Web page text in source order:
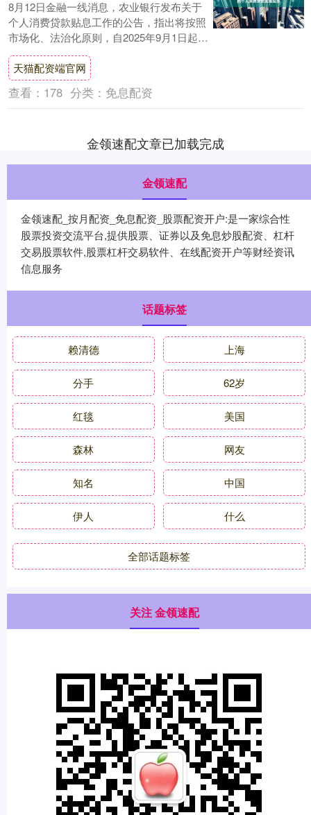
8月12日金融一线消息，农业银行发布关于
个人消费贷款贴息工作的公告，指出将按照
市场化、法治化原则，自2025年9月1日起，
对符合《关于印发个人消费贷款财政贴息
政....
天猫配资端官网
查看： 178 分类： 免息配资
金领速配文章已加载完成
金领速配
金领速配_按月配资_免息配资_股票配资开户:是一家综合性
股票投资交流平台,提供股票、证券以及免息炒股配资、杠杆
交易股票软件,股票杠杆交易软件、在线配资开户等财经资讯
信息服务
话题标签
赖清德 上海
分手 62岁
红毯 美国
森林 网友
知名 中国
伊人 什么
全部话题标签
关注 金领速配